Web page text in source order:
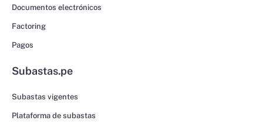
Documentos electrónicos
Factoring
Pagos
Subastas.pe
Subastas vigentes
Plataforma de subastas